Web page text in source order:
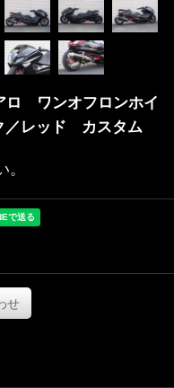
ワンオフロンホイ
／レッド カスタム
せ